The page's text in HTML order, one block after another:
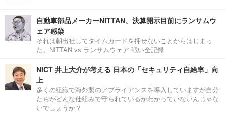
自動車部品メーカーNITTAN、決算開示目前にランサムウ
ェア感染
それは朝出社してタイムカードを押せないことからはじまっ
た。NITTAN vs ランサムウェア 戦い全記録
NICT 井上大介が考える 日本の「セキュリティ自給率」向
上
多くの組織で海外製のアプライアンスを導入していますが自分
たちがどんな仕組みで守られているかわかっていないんじゃな
いでしょうか？